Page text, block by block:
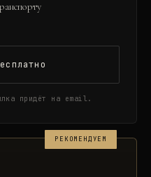
придёт на email.
РЕКОМЕНДУЕМ